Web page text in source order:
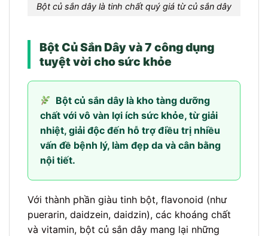
Bột củ sắn dây là tinh chất quý giá từ củ sắn dây
Bột Củ Sắn Dây và 7 công dụng
tuyệt vời cho sức khỏe
Bột củ sắn dây là kho tàng dưỡng
chất với vô vàn lợi ích sức khỏe, từ giải
nhiệt, giải độc đến hỗ trợ điều trị nhiều
vấn đề bệnh lý, làm đẹp da và cân bằng
nội tiết.
Với thành phần giàu tinh bột, flavonoid (như
puerarin, daidzein, daidzin), các khoáng chất
và vitamin, bột củ sắn dây mang lại những